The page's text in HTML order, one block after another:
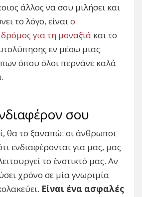
άλλος να σου μιλήσει και
το λόγο, είναιο
για τη μοναξιά και το
εν μέσω μιας
όπου όλοι περνάνε καλά
σου
θα το ξαναπώ: οι άνθρωποι
ενδιαφέρονται για μας, μας
το ένστικτό μας. Αν
χρόνο σε μία γνωριμία
Είναι ένα ασφαλές